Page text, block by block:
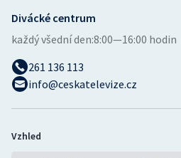
Divácké centrum
každý všední den:8:00—16:00 hodin
261 136 113
info@ceskatelevize.cz
Vzhled